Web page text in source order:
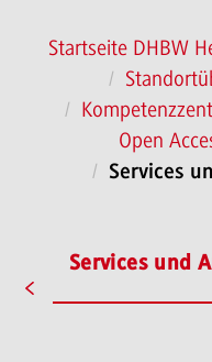
Startseite DHBW
Open
Services
Services und